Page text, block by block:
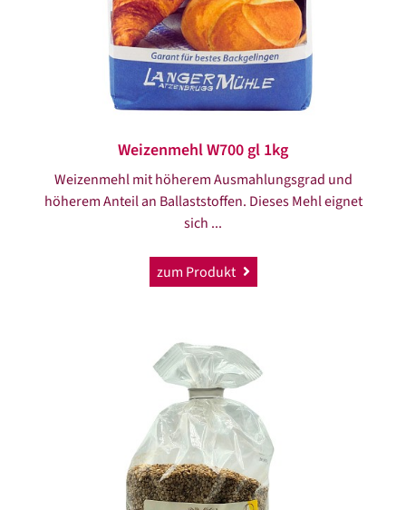
Weizenmehl W700 gl 1kg
Weizenmehl mit höherem Ausmahlungsgrad und
höherem Anteil an Ballaststoffen. Dieses Mehl eignet
sich ...
zum Produkt